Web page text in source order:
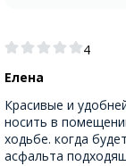
4
Елена
Красивые и
носить в
ходьбе. когда
асфальта